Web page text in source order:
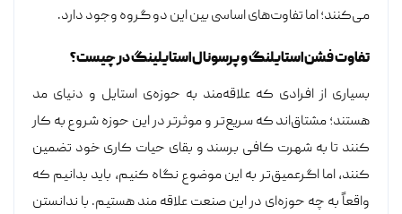
می‌کنند؛ اما تفاوت‌های اساسی بین این دو گروه وجود دارد.
تفاوت فشن استایلنگ و پرسونال استایلینگ در چیست؟
‎بسیاری از افرادی که علاقه‌مند به حوزه‌ی استایل و دنیای مد
هستند؛ مشتاق‌اند که سریع‌‌تر و موثرتر در این حوزه شروع به کار
کنند تا به شهرت کافی برسند و بقای حیات کاری خود تضمین
کنند، اما اگرعمیق‌تر به این موضوع نگاه کنیم، باید بدانیم که
واقعاً به چه حوزه‌ای در این صنعت علاقه مند هستیم. با ندانستن